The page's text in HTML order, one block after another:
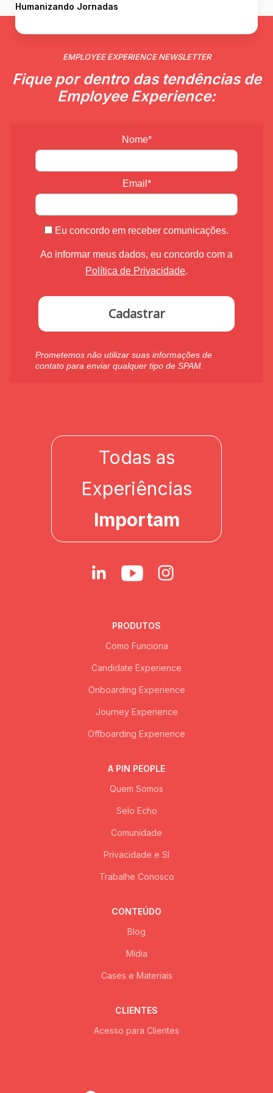
Humanizando Jornadas
EMPLOYEE EXPERIENCE NEWSLETTER
Fique por dentro das tendências de
Employee Experience:
Nome*
Email*
Eu concordo em receber comunicações.
Ao informar meus dados, eu concordo com a
Política de Privacidade.
Cadastrar
Prometemos não utilizar suas informações de
contato para enviar qualquer tipo de SPAM.
Todas as
Experiências
Importam
PRODUTOS
Como Funciona
Candidate Experience
Onboarding Experience
Journey Experience
Offboarding Experience
A PIN PEOPLE
Quem Somos
Selo Echo
Comunidade
Privacidade e SI
Trabalhe Conosco
CONTEÚDO
Blog
Mídia
Cases e Materiais
CLIENTES
Acesso para Clientes